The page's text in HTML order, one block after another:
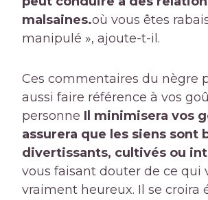
malsaines.où vous êtes
manipulé », ajoute-t-il.
Ces commentaires du nègre
aussi faire référence à vos
personne Il minimisera vos
assurera que les siens sont
divertissants, cultivés ou
vous faisant douter de ce qui
vraiment heureux. Il se croira